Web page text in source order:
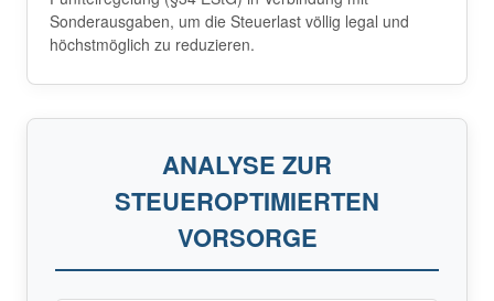
Sonderausgaben, um die Steuerlast völlig legal und
höchstmöglich zu reduzieren.
ANALYSE ZUR
STEUEROPTIMIERTEN
VORSORGE